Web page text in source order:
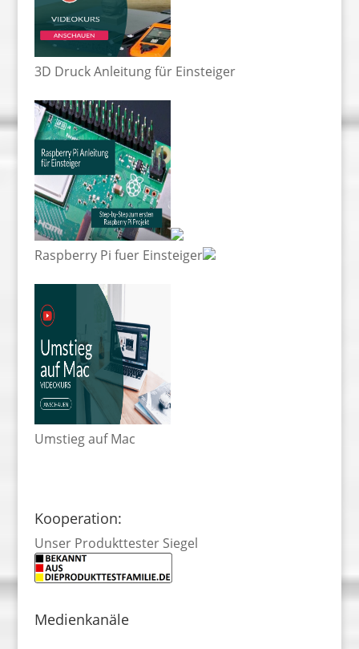
3D Druck Anleitung für Einsteiger
Raspberry Pi fuer Einsteiger
Umstieg auf Mac
Kooperation:
Unser Produkttester Siegel
Medienkanäle